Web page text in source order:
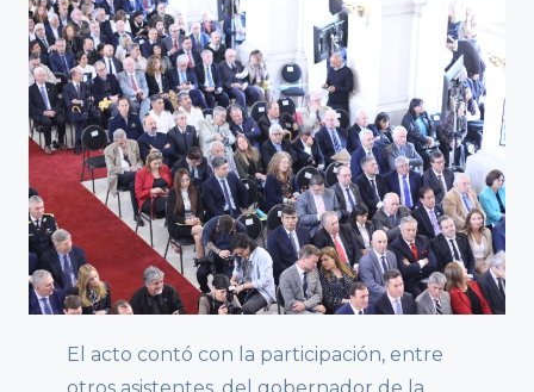
El acto contó con la participación, entre